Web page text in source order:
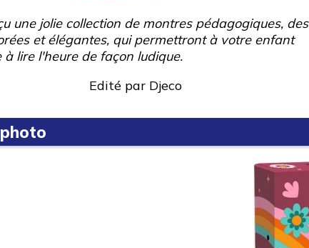
une jolie collection de montres pédagogiques, des
et élégantes, qui permettront à votre enfant
lire l'heure de façon ludique.
Edité par Djeco